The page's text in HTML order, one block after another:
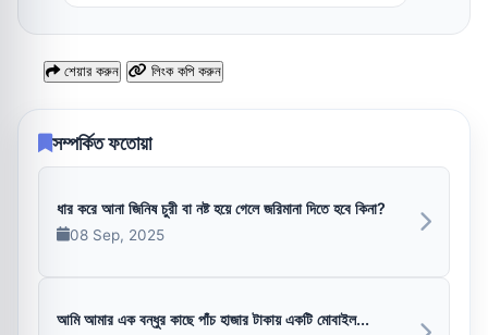
শেয়ার করুন লিংক কপি করুন
সম্পর্কিত ফতোয়া
ধার করে আনা জিনিষ চুরী বা নষ্ট হয়ে গেলে জরিমানা দিতে হবে কিনা?
08 Sep, 2025
আমি আমার এক বন্ধুর কাছে পাঁচ হাজার টাকায় একটি মোবাইল...